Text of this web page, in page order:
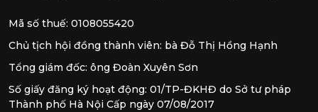
Mã số thuế: 0108055420
Chủ tịch hội đồng thành viên: bà Đỗ Thị Hồng Hạnh
Tổng giám đốc: ông Đoàn Xuyên Sơn
Số giấy đăng ký hoạt động: 01/TP-ĐKHĐ do Sở tư pháp
Thành phố Hà Nội Cấp ngày 07/08/2017